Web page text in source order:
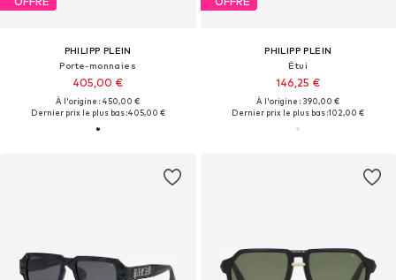
PHILIPP PLEIN
Porte-monnaies
405,00 €
À l'origine : 450,00 €
Dernier prix le plus bas :405,00 €
PHILIPP PLEIN
Étui
146,25 €
À l'origine : 390,00 €
Dernier prix le plus bas :102,00 €